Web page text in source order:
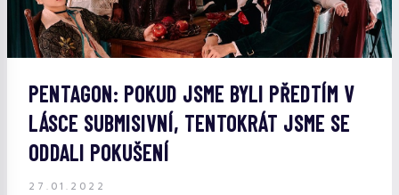
PENTAGON: POKUD JSME BYLI PŘEDTÍM V
LÁSCE SUBMISIVNÍ, TENTOKRÁT JSME SE
ODDALI POKUŠENÍ
27.01.2022